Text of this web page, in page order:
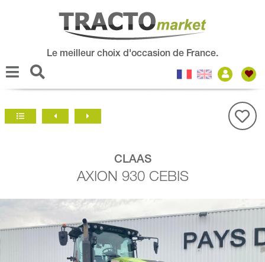
Le meilleur choix d'occasion de France.
CLAAS
AXION 930 CEBIS